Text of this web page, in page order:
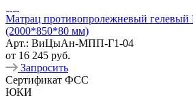
Матрац противопролежневый
(2000*850*80 мм)
Арт.: ВиЦыАн-МПП-Г1-04
от 16 245 руб.
Запросить
Сертификат ФСС
ЮКИ